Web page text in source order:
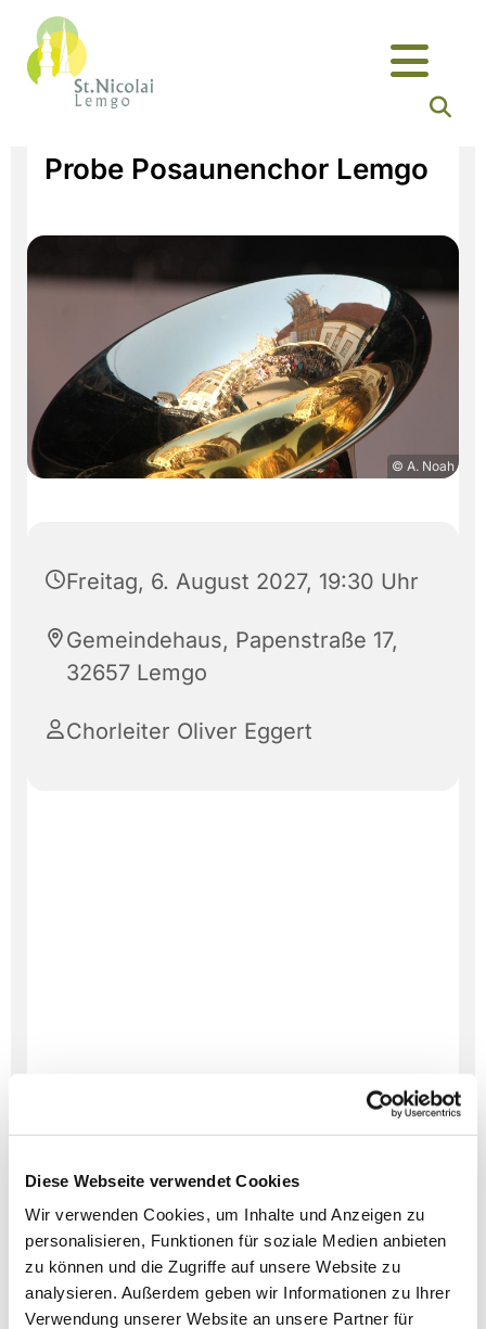
Diese Webseite verwendet Cookies
Wir verwenden Cookies, um Inhalte und Anzeigen zu
personalisieren, Funktionen für soziale Medien anbieten
zu können und die Zugriffe auf unsere Website zu
analysieren. Außerdem geben wir Informationen zu Ihrer
Verwendung unserer Website an unsere Partner für
Probe Posaunenchor Lemgo
© A. Noah
Freitag, 6. August 2027, 19:30 Uhr
Gemeindehaus, Papenstraße 17,
32657 Lemgo
Chorleiter Oliver Eggert
Dies könnte Sie auch
interessieren